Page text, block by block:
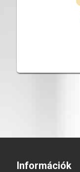
Információk